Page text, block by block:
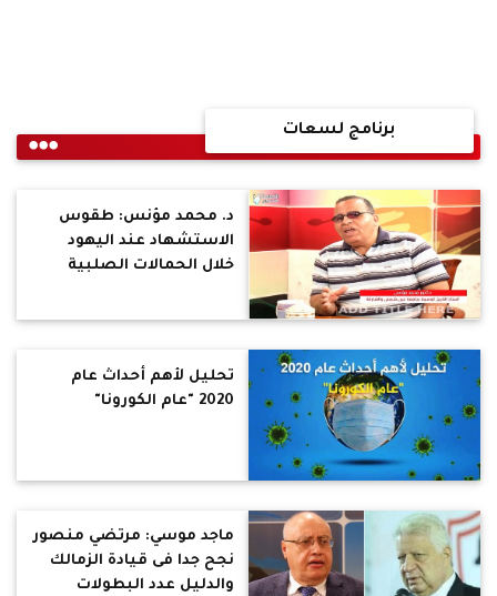
برنامج لسعات
د. محمد مؤنس: طقوس
الاستشهاد عند اليهود
خلال الحمالات الصلبية
تحليل لأهم أحداث عام
2020 "عام الكورونا"
ماجد موسي: مرتضي منصور
نجح جدا فى قيادة الزمالك
والدليل عدد البطولات